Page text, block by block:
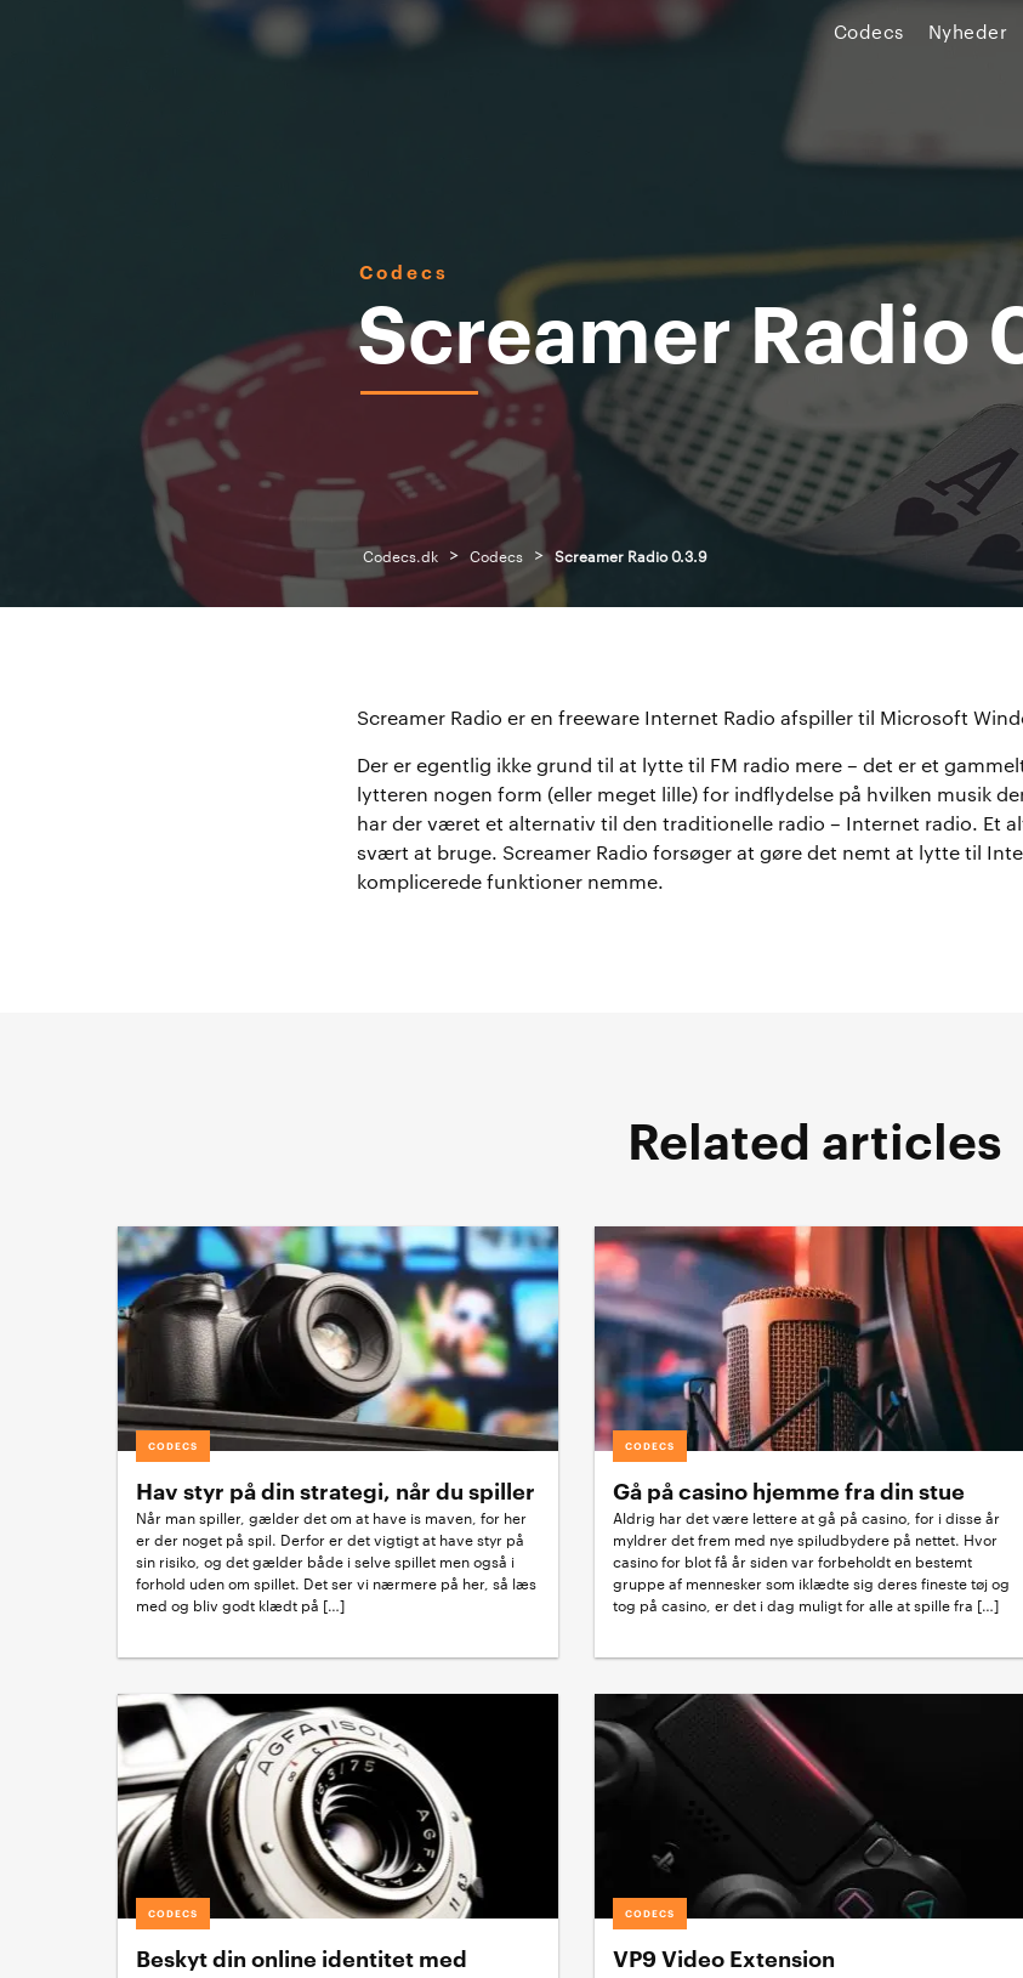
Codecs Nyheder
Codecs
Screamer Radio
Codecs.dk > Codecs > Screamer Radio 0.3.9
Screamer Radio er en freeware Internet Radio afspiller til Microsoft
Der er egentlig ikke grund til at lytte til FM radio mere – det er et
lytteren nogen form (eller meget lille) for indflydelse på hvilken musik
har der været et alternativ til den traditionelle radio – Internet radio. Et
svært at bruge. Screamer Radio forsøger at gøre det nemt at lytte til
komplicerede funktioner nemme.
Related articles
CODECS
Hav styr på din strategi, når du spiller
Når man spiller, gælder det om at have is maven, for her
er der noget på spil. Derfor er det vigtigt at have styr på
sin risiko, og det gælder både i selve spillet men også i
forhold uden om spillet. Det ser vi nærmere på her, så læs
med og bliv godt klædt på […]
CODECS
Gå på casino hjemme fra din stue
Aldrig har det være lettere at gå på casino, for i disse år
myldrer det frem med nye spiludbydere på nettet. Hvor
casino for blot få år siden var forbeholdt en bestemt
gruppe af mennesker som iklædte sig deres fineste tøj og
tog på casino, er det i dag muligt for alle at spille fra […]
CODECS
Beskyt din online identitet med
CODECS
VP9 Video Extension